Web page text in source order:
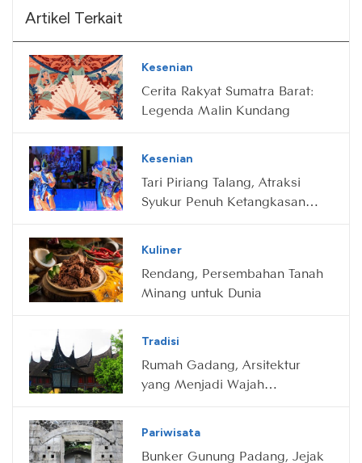
Artikel Terkait
Kesenian
Cerita Rakyat Sumatra Barat:
Legenda Malin Kundang
Kesenian
Tari Piriang Talang, Atraksi
Syukur Penuh Ketangkasan
Kuliner
Rendang, Persembahan Tanah
Minang untuk Dunia
Tradisi
Rumah Gadang, Arsitektur
yang Menjadi Wajah
Pariwisata
Bunker Gunung Padang, Jejak